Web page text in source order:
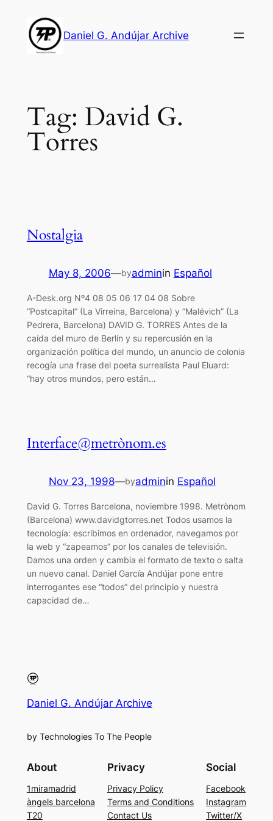
content
Daniel G. Andújar Archive
Tag: David G.
Torres
Nostalgia
May 8, 2006—byadminin Español
A-Desk.org Nº4 08 05 06 17 04 08 Sobre
“Postcapital” (La Virreina, Barcelona) y “Malévich” (La
Pedrera, Barcelona) DAVID G. TORRES Antes de la
caída del muro de Berlín y su repercusión en la
organización política del mundo, un anuncio de colonia
recogía una frase del poeta surrealista Paul Eluard:
“hay otros mundos, pero están…
Interface@metrònom.es
Nov 23, 1998—byadminin Español
David G. Torres Barcelona, noviembre 1998. Metrònom
(Barcelona) www.davidgtorres.net Todos usamos la
tecnología: escribimos en ordenador, navegamos por
la web y “zapeamos” por los canales de televisión.
Damos una orden y cambia el formato de texto o salta
un nuevo canal. Daniel García Andújar pone entre
interrogantes ese “todos” del principio y nuestra
capacidad de…
Daniel G. Andújar Archive
by Technologies To The People
About
1miramadrid
àngels barcelona
T20
Privacy
Privacy Policy
Terms and Conditions
Contact Us
Social
Facebook
Instagram
Twitter/X